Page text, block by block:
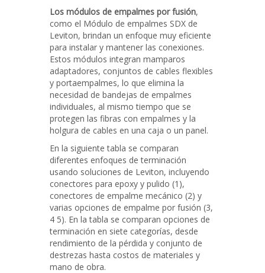
Los módulos de empalmes por fusión,
como el Módulo de empalmes SDX de
Leviton, brindan un enfoque muy eficiente
para instalar y mantener las conexiones.
Estos módulos integran mamparos
adaptadores, conjuntos de cables flexibles
y portaempalmes, lo que elimina la
necesidad de bandejas de empalmes
individuales, al mismo tiempo que se
protegen las fibras con empalmes y la
holgura de cables en una caja o un panel.
En la siguiente tabla se comparan
diferentes enfoques de terminación
usando soluciones de Leviton, incluyendo
conectores para epoxy y pulido (1),
conectores de empalme mecánico (2) y
varias opciones de empalme por fusión (3,
4 5). En la tabla se comparan opciones de
terminación en siete categorías, desde
rendimiento de la pérdida y conjunto de
destrezas hasta costos de materiales y
mano de obra.